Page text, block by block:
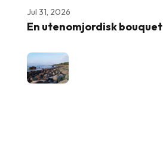
Jul 31, 2026
En utenomjordisk bouquet